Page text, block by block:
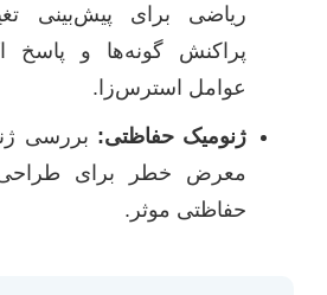
ریاضی برای پیش‌بینی
پراکنش گونه‌ها و پاسخ
عوامل استرس‌زا.
ژنومیک حفاظتی: بررسی
معرض خطر برای طراحی
حفاظتی موثر.